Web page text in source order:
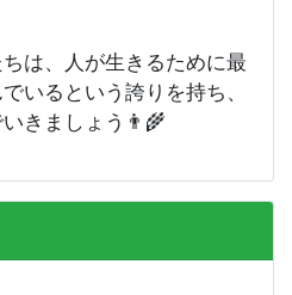
は、人が生きるために最
いるという誇りを持ち、
きましょう👨‍🌾